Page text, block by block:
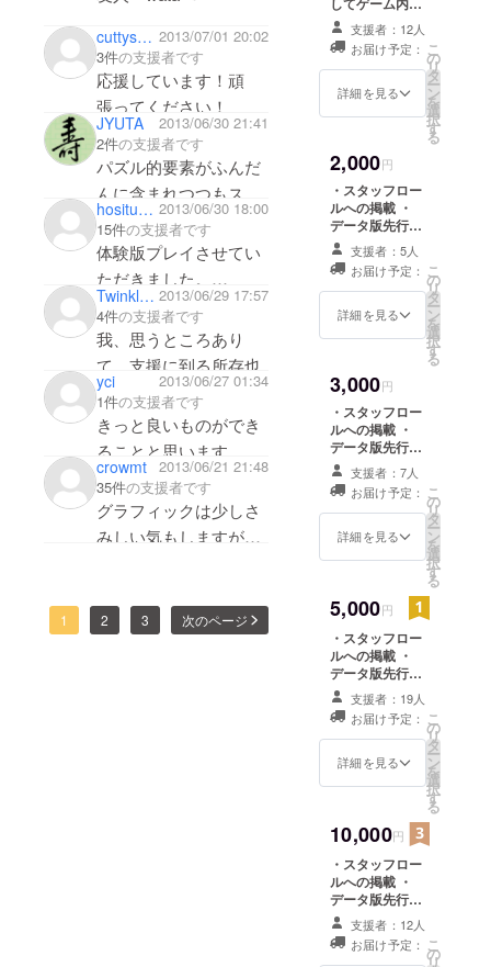
支援遅くなってスマン
もう設定金額は達成し
たようだが、この余っ
た分はそちらの友人と
飯でも食いに行ってく
れ
それと北海道に戻って
くることがあれば連絡
よろしく
北のコックより
cuttysark 2013/07/01 20:02
3件の支援者です
応援しています！頑
張ってください！
JYUTA
2013/06/30 21:41
2件の支援者です
パズル的要素がふんだ
んに含まれつつもス
トーリーの邪魔になら
ない
絶妙なバランスのゲー
ムを期待して
hosituki114 2013/06/30 18:00
15件の支援者です
体験版プレイさせてい
ただきました。
水彩画の背景がとても
気に入りました。
また先のストーリーも
気になります。
オープニング込みでの
完成を楽しみにしてい
ます！
頑張ってください！
Twinkle Ztar 2013/06/29 17:57
4件の支援者です
我、思うところあり
て、支援に到る所存也
yci
2013/06/27 01:34
1件の支援者です
きっと良いものができ
ることと思います。が
んばって！
crowmt 2013/06/21 21:48
35件の支援者です
グラフィックは少しさ
みしい気もしますが、
1 2 3 次のページ
らも作れる
人間であろ
うと模索し
続けてい
は田中ロミ
オ、虚淵
玄、小高和
剛、打越鋼
太郎、大河
内一楼、
プ・K・
貴志祐介、
伊坂幸太郎
など。影響
を受けた作
曲家は大嶋
啓之、折戸
伸治、
MANYO、崎
元仁、
amazarashi
など。犬二
匹と猫一匹
を飼ってい
る。北海道
札幌市出
身。
▼ 略歴 ▼
ディガ」
- 企画 / ディ
レクション /
ゲームデザ
イン / サウン
ド（一部）
ンディングス
タッフロールに
掲載
支援者：12人
お届け予定：
詳細を見る
こ
の
リ
タ
ー
ン
を
選
択
す
る
2,000円
・スタッフロー
ルへの掲載 ・
データ版先行サ
ウンドトラック
支援者：5人
お届け予定：
詳細を見る
こ
の
リ
タ
ー
ン
を
選
択
す
る
3,000円
・スタッフロー
ルへの掲載 ・
データ版先行サ
ウンドトラック
・ノンクレジッ
ト版オープニン
グアニメーショ
ンムービー
支援者：7人
お届け予定：
詳細を見る
こ
の
リ
タ
ー
ン
を
選
択
す
る
5,000円
・スタッフロー
ルへの掲載 ・
データ版先行サ
ウンドトラック
・ノンクレジッ
ト版オープニン
グアニメーショ
ンムービー ・限
箋"前日譚"漫画
データ
支援者：19人
お届け予定：
詳細を見る
こ
の
リ
タ
ー
ン
を
選
択
す
る
10,000円
・スタッフロー
ルへの掲載 ・
データ版先行サ
ウンドトラック
・ノンクレジッ
ト版オープニン
支援者：12人
お届け予定： こ
の
リ